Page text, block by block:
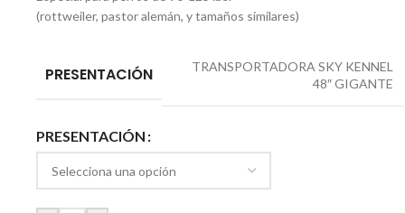
(rottweiler, pastor alemán, y tamaños similares)
PRESENTACIÓN
TRANSPORTADORA SKY KENNEL
48″ GIGANTE
PRESENTACIÓN